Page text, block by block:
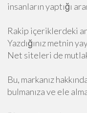
insanların yaptığı
Rakip içeriklerdeki
Yazdığınız metnin
Net siteleri de
Bu, markanız
bulmanıza ve ele